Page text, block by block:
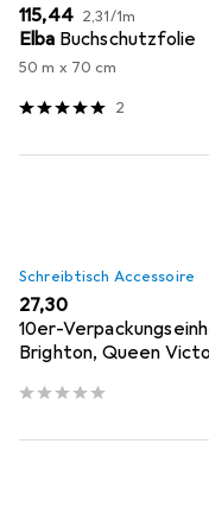
EUR
115,44 EUR
2,31/1m
Elba Buchschutzfolie
50 m x 70 cm
2
Schreibtisch Accessoire
EUR
27,30
10er-
Brighton, Queen